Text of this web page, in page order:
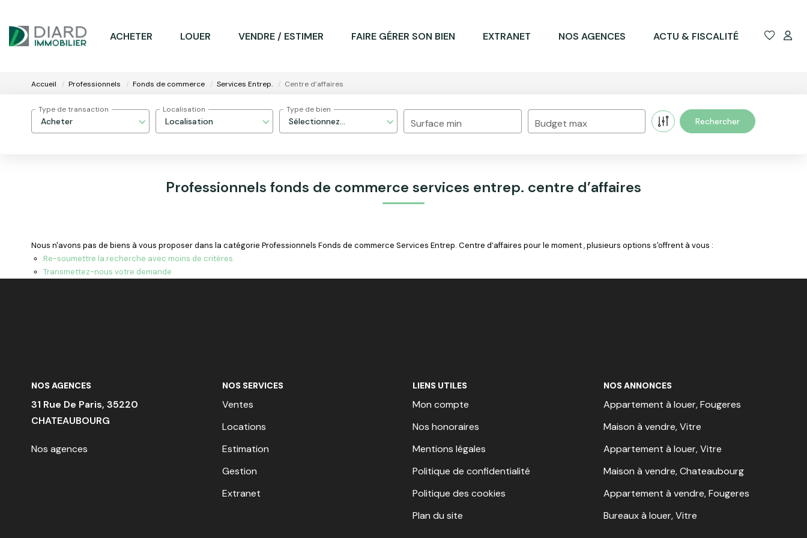
ACHETER LOUER VENDRE / ESTIMER FAIRE GÉRER SON BIEN EXTRANET NOS AGENCES ACTU & FISCALITÉ
Accueil Professionnels Fonds de commerce Services Entrep. Centre d’affaires
Acheter
Type de transaction
Localisation
Localisation
Sélectionnez...
Type de bien
Surface min Budget max
Professionnels fonds de commerce services entrep. centre d’affaires
Nous n'avons pas de biens à vous proposer dans la catégorie Professionnels Fonds de commerce Services Entrep. Centre d’affaires pour le moment , plusieurs options s'offrent à vous :
Re-soumettre la recherche avec moins de critères.
Transmettez-nous votre demande
NOS AGENCES
31 Rue De Paris, 35220
CHATEAUBOURG
Nos agences
NOS SERVICES
Ventes
Locations
Estimation
Gestion
Extranet
LIENS UTILES
Mon compte
Nos honoraires
Mentions légales
Politique de confidentialité
Politique des cookies
Plan du site
NOS ANNONCES
Appartement à louer, Fougeres
Maison à vendre, Vitre
Appartement à louer, Vitre
Maison à vendre, Chateaubourg
Appartement à vendre, Fougeres
Bureaux à louer, Vitre